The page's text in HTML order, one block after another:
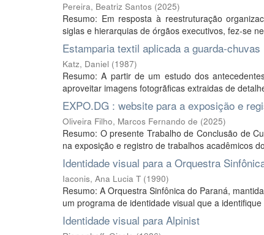
Pereira, Beatriz Santos (2025)
Resumo: Em resposta à reestruturação
siglas e hierarquias de órgãos executivos, fez-se
Estamparia textil aplicada a guarda-chuvas
Katz, Daniel (1987)
Resumo: A partir de um estudo dos
aproveitar imagens fotogrãficas extraidas de
EXPO.DG : website para a exposição e
Oliveira Filho, Marcos Fernando de (2025)
Resumo: O presente Trabalho de Conclusão de
na exposição e registro de trabalhos acadêmicos
Identidade visual para a Orquestra
Iaconis, Ana Lucia T (1990)
Resumo: A Orquestra Sinfônica do Paraná,
um programa de identidade visual que a
Identidade visual para Alpinist